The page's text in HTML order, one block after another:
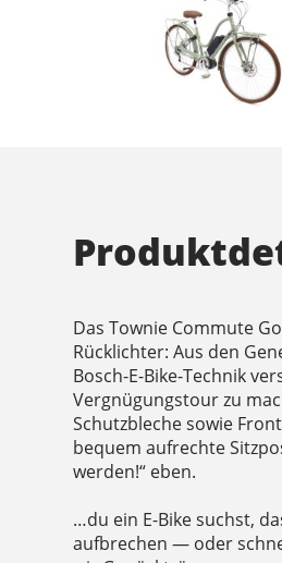
Das Townie Commute
Rücklichter: Aus den
Bosch-E-Bike-Technik
Vergnügungstour zu
Schutzbleche sowie
bequem aufrechte
werden!“ eben.
…du ein E-Bike suchst,
aufbrechen — oder